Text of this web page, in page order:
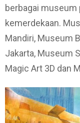
berbagai museum
kemerdekaan.
Mandiri, Museum
Jakarta, Museum
Magic Art 3D dan